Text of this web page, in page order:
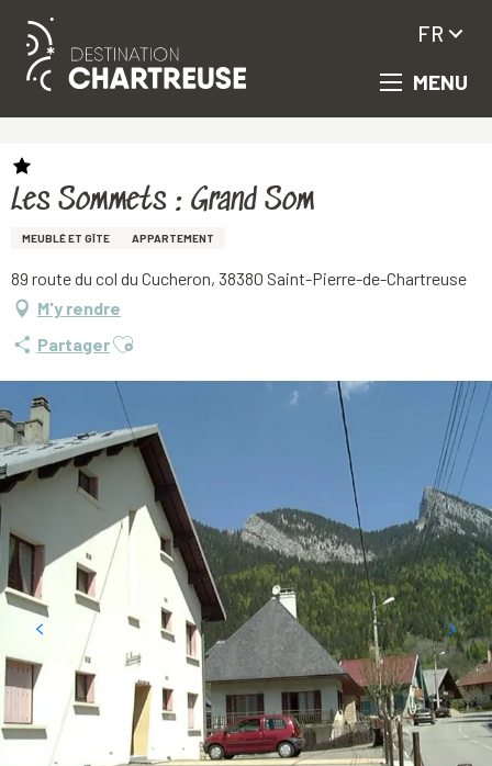
Aller
principal
MENU
FR
Les Sommets : Grand Som
MEUBLÉ ET GÎTE APPARTEMENT
89 route du col du Cucheron, 38380 Saint-Pierre-de-Chartreuse
M'y rendre
PartagerAjouter aux favoris